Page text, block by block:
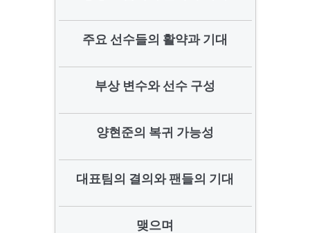
주요 선수들의 활약과 기대
부상 변수와 선수 구성
양현준의 복귀 가능성
대표팀의 결의와 팬들의 기대
맺으며